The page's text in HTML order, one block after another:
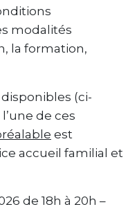
modalités
la formation,
(ci-
de ces
est
accueil familial et
de 18h à 20h –